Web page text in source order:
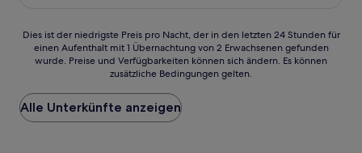
Dies
der
Preis
pro
Nacht,
Dies ist der niedrigste Preis pro Nacht, der in den letzten 24 Stunden für
einen Aufenthalt mit 1 Übernachtung von 2 Erwachsenen gefunden
wurde. Preise und Verfügbarkeiten können sich ändern. Es können
zusätzliche Bedingungen gelten.
Alle Unterkünfte anzeigen